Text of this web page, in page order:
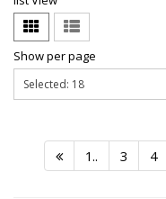
Show per page
1.. 3 4